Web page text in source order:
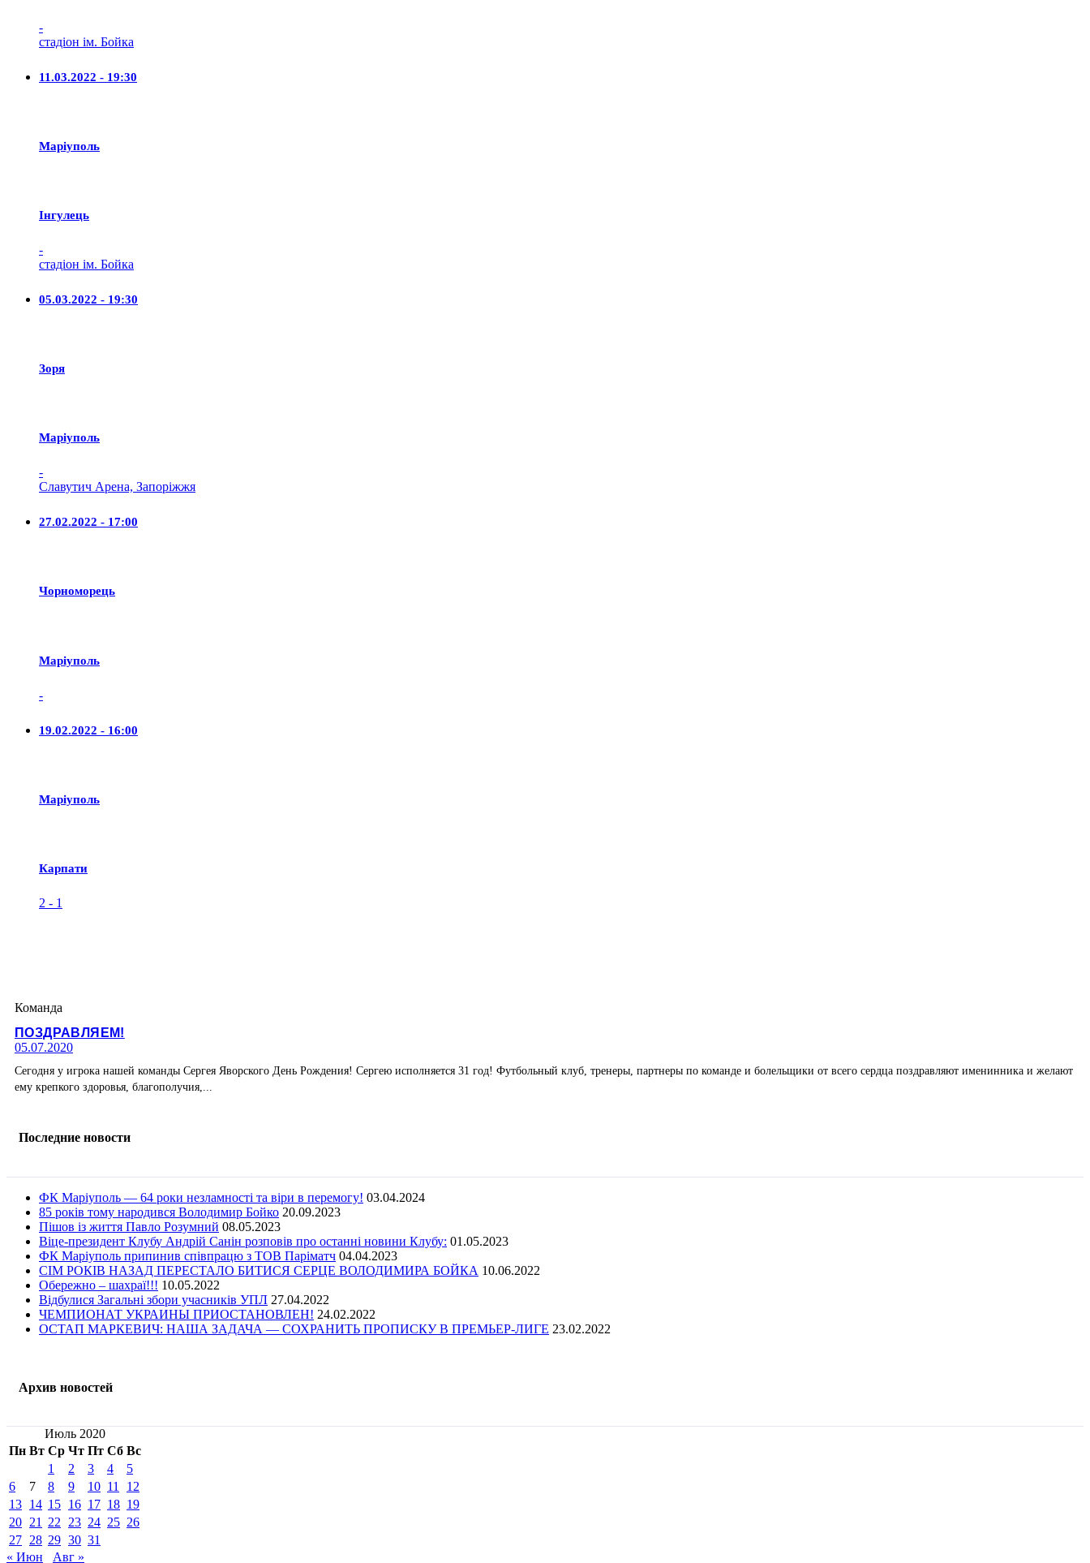
-
стадіон ім. Бойка
11.03.2022 - 19:30
Маріуполь
Iнгулець
-
стадіон ім. Бойка
05.03.2022 - 19:30
Зоря
Маріуполь
-
Славутич Арена, Запоріжжя
27.02.2022 - 17:00
Чорноморець
Маріуполь
-
19.02.2022 - 16:00
Маріуполь
Карпати
2 - 1
Команда
ПОЗДРАВЛЯЕМ!
05.07.2020
Сегодня у игрока нашей команды Сергея Яворского День Рождения! Сергею исполняется 31 год! Футбольный клуб, тренеры, партнеры по команде и болельщики от всего сердца поздравляют именинника и желают
ему крепкого здоровья, благополучия,...
Последние новости
ФК Маріуполь — 64 роки незламності та віри в перемогу! 03.04.2024
85 років тому народився Володимир Бойко 20.09.2023
Пішов із життя Павло Розумний 08.05.2023
Віце-президент Клубу Андрій Санін розповів про останні новини Клубу: 01.05.2023
ФК Маріуполь припинив співпрацю з ТОВ Паріматч 04.04.2023
СІМ РОКІВ НАЗАД ПЕРЕСТАЛО БИТИСЯ СЕРЦЕ ВОЛОДИМИРА БОЙКА 10.06.2022
Обережно – шахраї!!! 10.05.2022
Відбулися Загальні збори учасників УПЛ 27.04.2022
ЧЕМПИОНАТ УКРАИНЫ ПРИОСТАНОВЛЕН! 24.02.2022
ОСТАП МАРКЕВИЧ: НАША ЗАДАЧА — СОХРАНИТЬ ПРОПИСКУ В ПРЕМЬЕР-ЛИГЕ 23.02.2022
Архив новостей
Июль 2020
Пн Вт Ср Чт Пт Сб Вс
1
2 3 4
5
6
7 8 9 10 11
12
13 14 15 16 17 18 19
20 21 22 23 24 25 26
27 28 29 30 31
« Июн
Авг »